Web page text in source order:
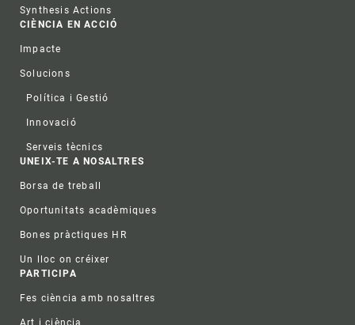
Synthesis Actions
CIÈNCIA EN ACCIÓ
Impacte
Solucions
Política i Gestió
Innovació
Serveis tècnics
UNEIX-TE A NOSALTRES
Borsa de treball
Oportunitats acadèmiques
Bones pràctiques HR
Un lloc on créixer
PARTICIPA
Fes ciència amb nosaltres
Art i ciència